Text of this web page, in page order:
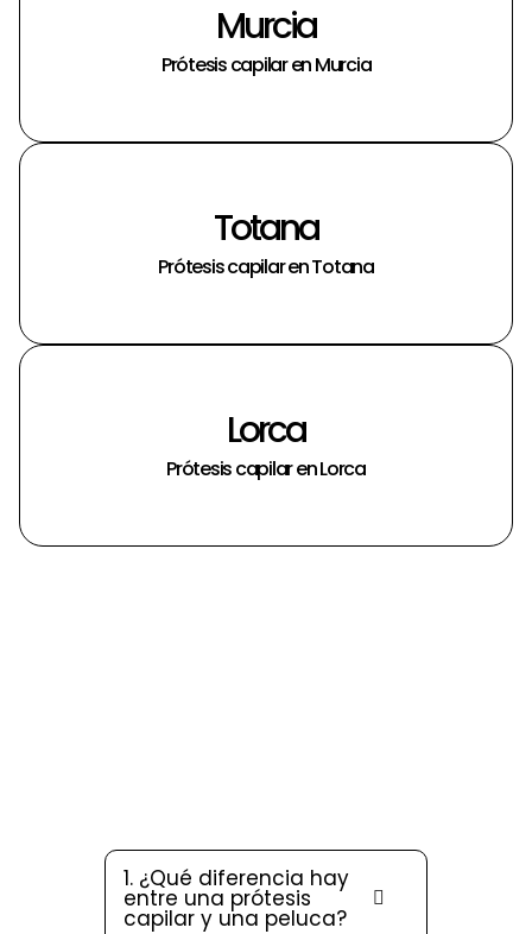
Murcia
Prótesis capilar en Murcia
Totana
Prótesis capilar en Totana
Lorca
Prótesis capilar en Lorca
1. ¿Qué diferencia hay
entre una prótesis
capilar y una peluca?